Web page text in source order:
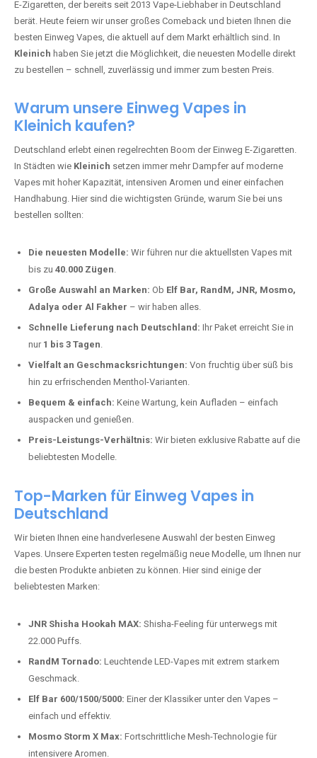
E-Zigaretten, der bereits seit 2013 Vape-Liebhaber in Deutschland
berät. Heute feiern wir unser großes Comeback und bieten Ihnen die
besten Einweg Vapes, die aktuell auf dem Markt erhältlich sind. In
Kleinich haben Sie jetzt die Möglichkeit, die neuesten Modelle direkt
zu bestellen – schnell, zuverlässig und immer zum besten Preis.
Warum unsere Einweg Vapes in
Kleinich kaufen?
Deutschland erlebt einen regelrechten Boom der Einweg E-Zigaretten.
In Städten wie Kleinich setzen immer mehr Dampfer auf moderne
Vapes mit hoher Kapazität, intensiven Aromen und einer einfachen
Handhabung. Hier sind die wichtigsten Gründe, warum Sie bei uns
bestellen sollten:
Die neuesten Modelle: Wir führen nur die aktuellsten Vapes mit
bis zu 40.000 Zügen.
Große Auswahl an Marken: Ob Elf Bar, RandM, JNR, Mosmo,
Adalya oder Al Fakher – wir haben alles.
Schnelle Lieferung nach Deutschland: Ihr Paket erreicht Sie in
nur 1 bis 3 Tagen.
Vielfalt an Geschmacksrichtungen: Von fruchtig über süß bis
hin zu erfrischenden Menthol-Varianten.
Bequem & einfach: Keine Wartung, kein Aufladen – einfach
auspacken und genießen.
Preis-Leistungs-Verhältnis: Wir bieten exklusive Rabatte auf die
beliebtesten Modelle.
Top-Marken für Einweg Vapes in
Deutschland
Wir bieten Ihnen eine handverlesene Auswahl der besten Einweg
Vapes. Unsere Experten testen regelmäßig neue Modelle, um Ihnen nur
die besten Produkte anbieten zu können. Hier sind einige der
beliebtesten Marken:
JNR Shisha Hookah MAX: Shisha-Feeling für unterwegs mit
22.000 Puffs.
RandM Tornado: Leuchtende LED-Vapes mit extrem starkem
Geschmack.
Elf Bar 600/1500/5000: Einer der Klassiker unter den Vapes –
einfach und effektiv.
Mosmo Storm X Max: Fortschrittliche Mesh-Technologie für
intensivere Aromen.